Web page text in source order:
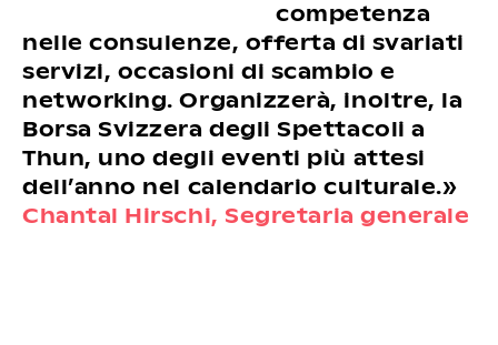
competenza
nelle consulenze, offerta di svariati
servizi, occasioni di scambio e
networking. Organizzerà, inoltre, la
Borsa Svizzera degli Spettacoli a
Thun, uno degli eventi più attesi
dell’anno nel calendario culturale.»
Chantal Hirschi, Segretaria generale